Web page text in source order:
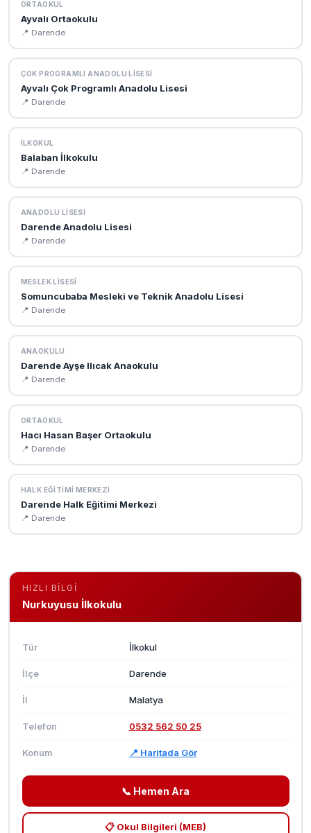
ORTAOKUL
Ayvalı Ortaokulu
📍 Darende
ÇOK PROGRAMLI ANADOLU LISESI
Ayvalı Çok Programlı Anadolu Lisesi
📍 Darende
İLKOKUL
Balaban İlkokulu
📍 Darende
ANADOLU LISESI
Darende Anadolu Lisesi
📍 Darende
MESLEK LISESI
Somuncubaba Mesleki ve Teknik Anadolu Lisesi
📍 Darende
ANAOKULU
Darende Ayşe Ilıcak Anaokulu
📍 Darende
ORTAOKUL
Hacı Hasan Başer Ortaokulu
📍 Darende
HALK EĞITIMI MERKEZI
Darende Halk Eğitimi Merkezi
📍 Darende
HIZLI BILGI
Nurkuyusu İlkokulu
Tür İlkokul
İlçe Darende
İl Malatya
Telefon 0532 562 50 25
Konum 📍 Haritada Gör
📞 Hemen Ara
📋 Okul Bilgileri (MEB)